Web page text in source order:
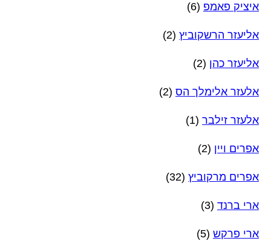
איציק פאמפ (6)
אליעזר הרשקוביץ (2)
אליעזר כהן (2)
אלעזר אלימלך הס (2)
אלעזר זילבר (1)
אפרים ויין (2)
אפרים מרקוביץ (32)
ארי ברנד (3)
ארי פרקש (5)